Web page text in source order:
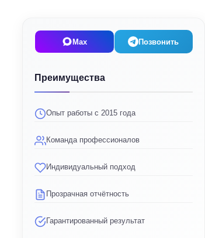
Max Позвонить
Преимущества
Опыт работы с 2015 года
Команда профессионалов
Индивидуальный подход
Прозрачная отчётность
Гарантированный результат